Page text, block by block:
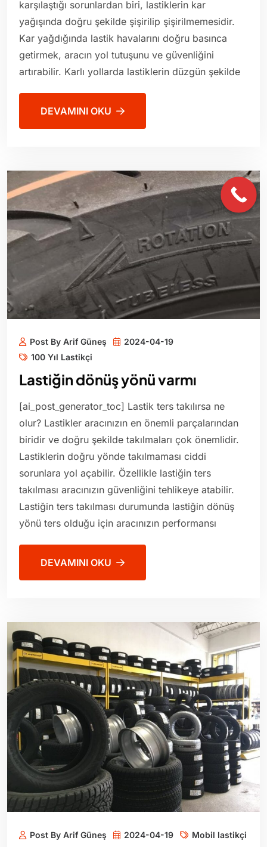
karşılaştığı sorunlardan biri, lastiklerin kar
yağışında doğru şekilde şişirilip şişirilmemesidir.
Kar yağdığında lastik havalarını doğru basınca
getirmek, aracın yol tutuşunu ve güvenliğini
artırabilir. Karlı yollarda lastiklerin düzgün şekilde
DEVAMINI OKU
Post By Arif Güneş
2024-04-19
100 Yıl Lastikçi
Lastiğin dönüş yönü varmı
[ai_post_generator_toc] Lastik ters takılırsa ne
olur? Lastikler aracınızın en önemli parçalarından
biridir ve doğru şekilde takılmaları çok önemlidir.
Lastiklerin doğru yönde takılmaması ciddi
sorunlara yol açabilir. Özellikle lastiğin ters
takılması aracınızın güvenliğini tehlikeye atabilir.
Lastiğin ters takılması durumunda lastiğin dönüş
yönü ters olduğu için aracınızın performansı
DEVAMINI OKU
Post By Arif Güneş 2024-04-19 Mobil lastikçi